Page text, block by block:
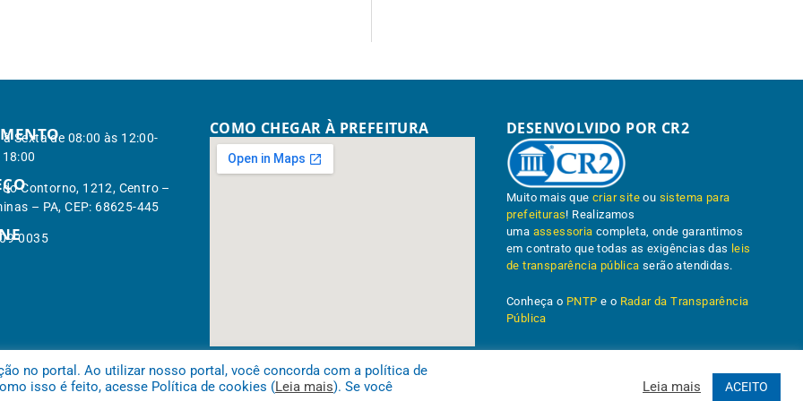
à Sexta de 08:00 às 12:00-
do Contorno, 1212, Centro –
– PA, CEP: 68625-445
0035
COMO CHEGAR À PREFEITURA DESENVOLVIDO POR CR2
Muito mais quecriar site ou sistema para
prefeituras! Realizamos
uma assessoria completa, onde garantimos
em contrato que todas as exigências das leis
de transparência pública serão atendidas.
Conheça o PNTP e o Radar da Transparência
Pública
no portal. Ao utilizar nosso portal, você concorda com a política de
isso é feito, acesse Política de cookies (Leia mais). Se você
Leia mais ACEITO